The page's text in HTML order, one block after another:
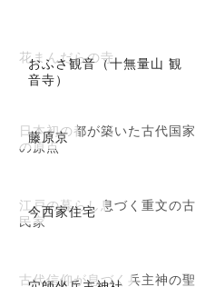
おふさ観音（十無量山 観
音寺）
花まんだらの寺
藤原京
日本初の都が築いた古代国家
の原点
今西家住宅
江戸の暮らし息づく重文の古
民家
古代信仰が息づく兵主神の聖